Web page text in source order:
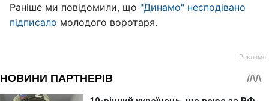
Раніше ми повідомили, що "Динамо" несподівано
підписало молодого воротаря.